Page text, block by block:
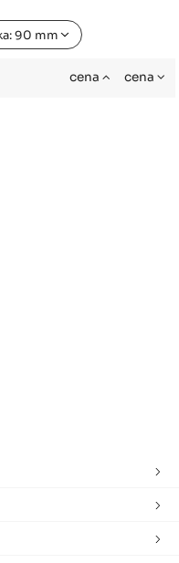
90 mm
cena cena